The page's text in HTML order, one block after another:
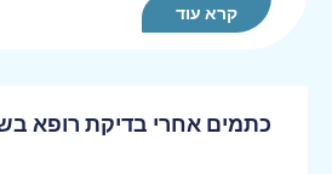
קרא עוד
כתמים אחרי בדיקת רופא